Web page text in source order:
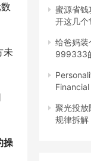
未
操
蜜源省
开这几个
给爸妈装
999333
聚光投
规律拆解